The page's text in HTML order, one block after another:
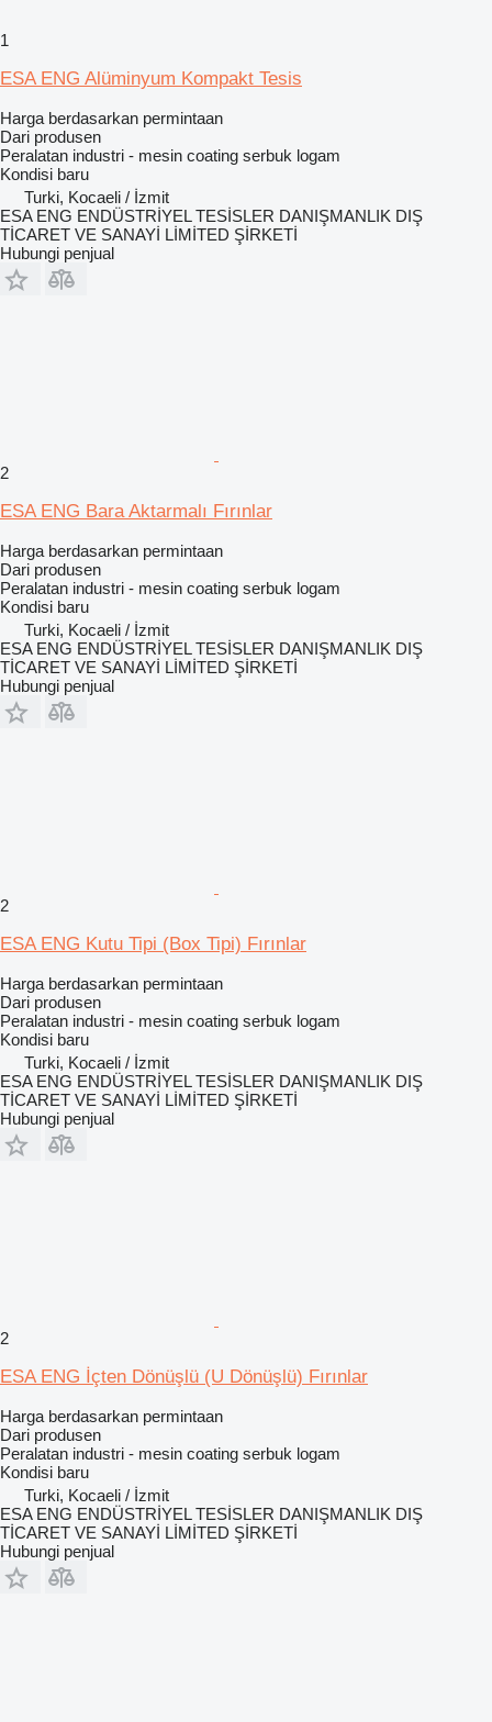
1
ESA ENG Alüminyum Kompakt Tesis
Harga berdasarkan permintaan
Dari produsen
Peralatan industri - mesin coating serbuk logam
Kondisi baru
Turki, Kocaeli / İzmit
ESA ENG ENDÜSTRİYEL TESİSLER DANIŞMANLIK DIŞ
TİCARET VE SANAYİ LİMİTED ŞİRKETİ
Hubungi penjual
2
ESA ENG Bara Aktarmalı Fırınlar
Harga berdasarkan permintaan
Dari produsen
Peralatan industri - mesin coating serbuk logam
Kondisi baru
Turki, Kocaeli / İzmit
ESA ENG ENDÜSTRİYEL TESİSLER DANIŞMANLIK DIŞ
TİCARET VE SANAYİ LİMİTED ŞİRKETİ
Hubungi penjual
2
ESA ENG Kutu Tipi (Box Tipi) Fırınlar
Harga berdasarkan permintaan
Dari produsen
Peralatan industri - mesin coating serbuk logam
Kondisi baru
Turki, Kocaeli / İzmit
ESA ENG ENDÜSTRİYEL TESİSLER DANIŞMANLIK DIŞ
TİCARET VE SANAYİ LİMİTED ŞİRKETİ
Hubungi penjual
2
ESA ENG İçten Dönüşlü (U Dönüşlü) Fırınlar
Harga berdasarkan permintaan
Dari produsen
Peralatan industri - mesin coating serbuk logam
Kondisi baru
Turki, Kocaeli / İzmit
ESA ENG ENDÜSTRİYEL TESİSLER DANIŞMANLIK DIŞ
TİCARET VE SANAYİ LİMİTED ŞİRKETİ
Hubungi penjual